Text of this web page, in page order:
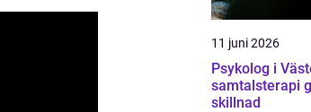
11 juni 2026
Psykolog i
samtalsterapi
skillnad